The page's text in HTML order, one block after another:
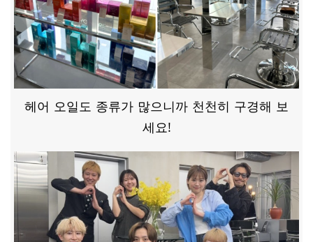
헤어 오일도 종류가 많으니까 천천히 구경해 보
세요!